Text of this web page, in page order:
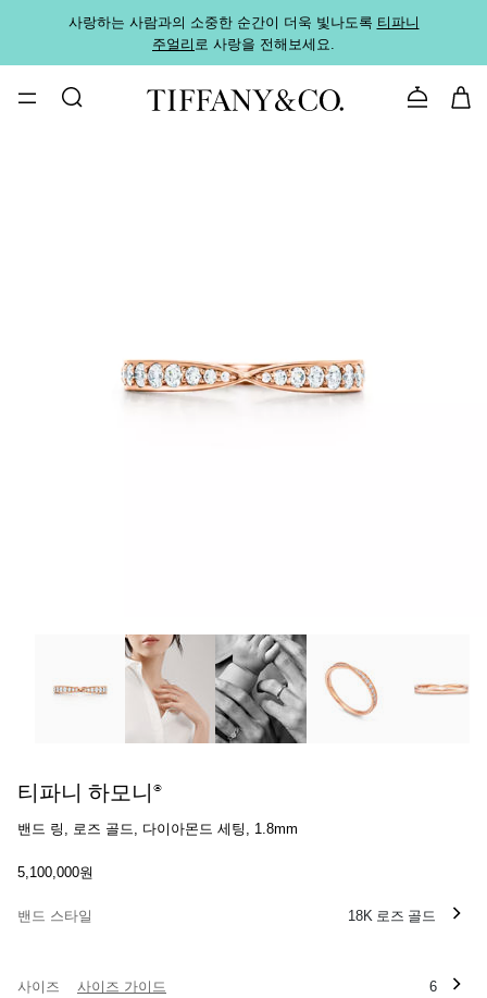
사랑하는 사람과의 소중한 순간이 더욱 빛나도록 티파니
주얼리로 사랑을 전해보세요.
문의하기
티파니 하모니®:밴드 링, 로즈 골드, 다이아몬드 세팅, 1.8mm
티파니 하모니®
밴드 링, 로즈 골드, 다이아몬드 세팅, 1.8mm
5,100,000원
밴드 스타일 18K 로즈 골드
사이즈 사이즈 가이드 6